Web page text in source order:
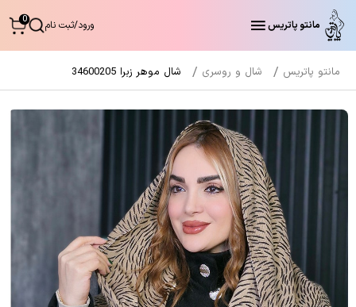
مانتو پاتریس ورود/ثبت نام 0
مانتو پاتریس شال و روسری شال موهر زبرا 34600205